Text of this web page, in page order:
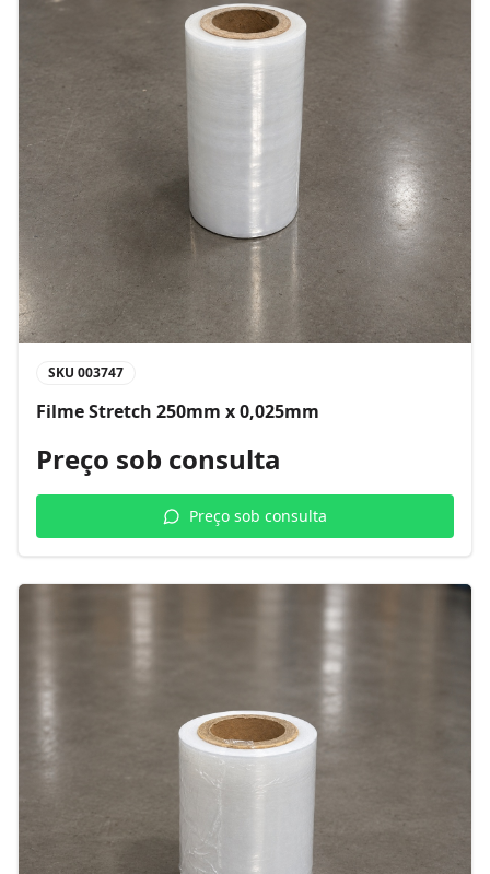
SKU 003747
Filme Stretch 250mm x 0,025mm
Preço sob consulta
Preço sob consulta